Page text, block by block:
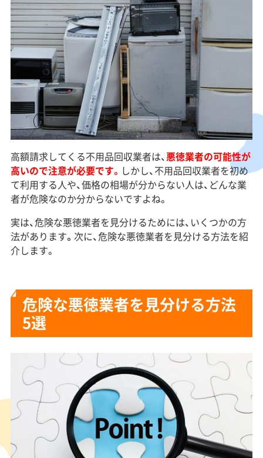
高額請求してくる不用品回収業者は、悪徳業者の可能性が
高いので注意が必要です。 しかし、不用品回収業者を初め
て利用する人や、価格の相場が分からない人は、どんな業
者が危険なのか分からないですよね。
実は、危険な悪徳業者を見分けるためには、いくつかの方
法があります。 次に、危険な悪徳業者を見分ける方法を紹
介します。
危険な悪徳業者を見分ける方法
5選